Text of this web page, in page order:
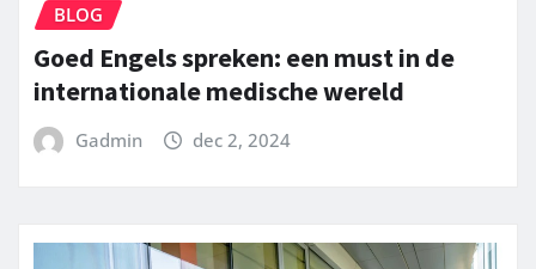
BLOG
Goed Engels spreken: een must in de
internationale medische wereld
Gadmin dec 2, 2024